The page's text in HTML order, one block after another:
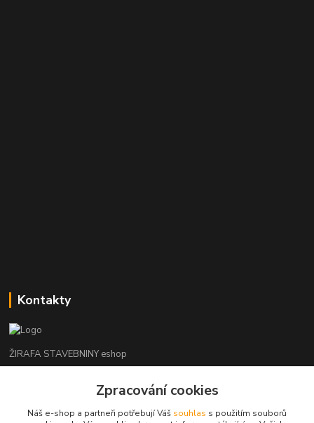
Kontakty
ŽIRAFA STAVEBNINY eshop
+420 312 685 342Zpracování cookies
Náš e-shop a partneři potřebují Váš souhlas s použitím souborů